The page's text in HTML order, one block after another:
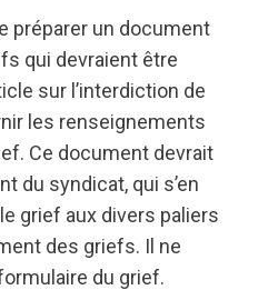
préparer un document
qui devraient être
sur l’interdiction de
les renseignements
Ce document devrait
du syndicat, qui s’en
grief aux divers paliers
des griefs. Il ne
du grief.